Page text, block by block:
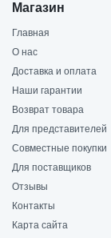
Магазин
Главная
О нас
Доставка и оплата
Наши гарантии
Возврат товара
Для представителей
Совместные покупки
Для поставщиков
Отзывы
Контакты
Карта сайта